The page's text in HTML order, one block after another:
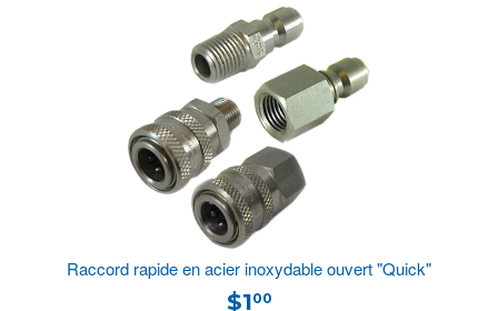
Raccord rapide en acier inoxydable ouvert "Quick"
$100